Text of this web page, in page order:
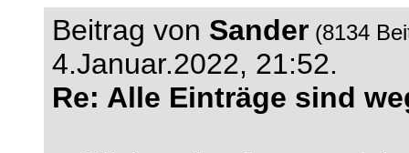
Beitrag von Sander (8134
4.Januar.2022, 21:52.
Re: Alle Einträge sind